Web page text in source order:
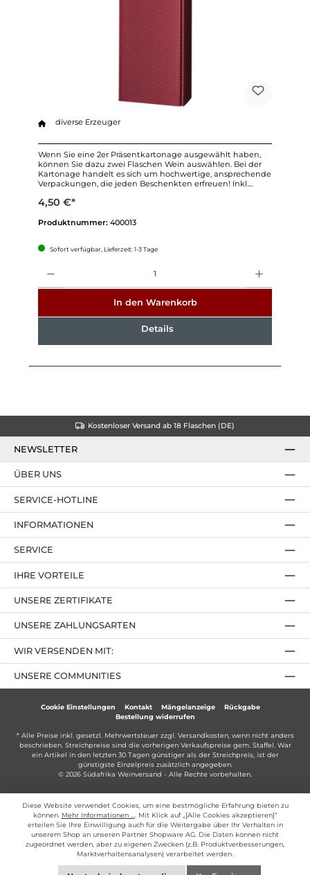
diverse Erzeuger
Wenn Sie eine 2er Präsentkartonage ausgewählt haben,
können Sie dazu zwei Flaschen Wein auswählen. Bei der
Kartonage handelt es sich um hochwertige, ansprechende
Verpackungen, die jeden Beschenkten erfreuen! Inkl.
Umverpackung.Bitte beachten Sie, dass die
Weinbestellung verschickt wird. Die Farbe der Kartonage
4,50 €*
Produktnummer: 400013
Sofort verfügbar, Lieferzeit: 1-3 Tage
In den Warenkorb
Details
Kostenloser Versand ab 18 Flaschen (DE)
NEWSLETTER
SERVICE-HOTLINE
IHRE VORTEILE
UNSERE ZAHLUNGSARTEN
ÜBER UNS
UNSERE ZERTIFIKATE
INFORMATIONEN
SERVICE
UNSERE COMMUNITIES
WIR VERSENDEN MIT:
Cookie Einstellungen Kontakt Mängelanzeige
Rückgabe
Bestellung widerrufen
* Alle Preise inkl. gesetzl. Mehrwertsteuer zzgl. Versandkosten, wenn nicht anders
beschrieben. Streichpreise sind die vorherigen Verkaufspreise gem. Staffel. War
ein Artikel in den letzten 30 Tagen günstiger als der Streichpreis, ist der
günstigste Einzelpreis zusätzlich angegeben.
© 2026 Südafrika Weinversand - Alle Rechte vorbehalten.
Diese Website verwendet Cookies, um eine bestmögliche Erfahrung bieten zu
können. Mehr Informationen ...
. Mit Klick auf „[Alle Cookies akzeptieren]“
erteilen Sie Ihre Einwilligung auch für die Weitergabe über Ihr Verhalten in
unserem Shop an unseren Partner Shopware AG. Die Daten können nicht
zugeordnet werden, aber zu eigenen Zwecken (z.B. Produktverbesserungen,
Marktverhaltensanalysen) verarbeitet werden.